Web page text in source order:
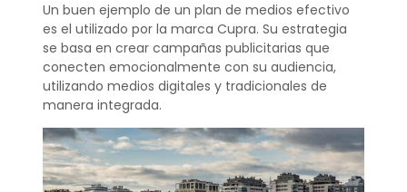
Un buen ejemplo de un plan de medios efectivo
es el utilizado por la marca Cupra. Su estrategia
se basa en crear campañas publicitarias que
conecten emocionalmente con su audiencia,
utilizando medios digitales y tradicionales de
manera integrada.